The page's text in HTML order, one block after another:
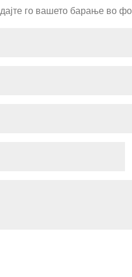
го вашето барање во